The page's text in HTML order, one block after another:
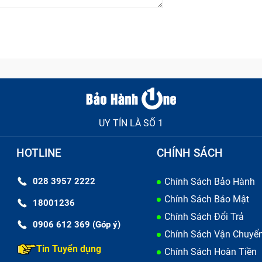
UY TÍN LÀ SỐ 1
HOTLINE
028 3957 2222
18001236
0906 612 369 (Góp ý)
Tin Tuyển dụng
CHÍNH SÁCH
Chính Sách Bảo Hành
Chính Sách Bảo Mật
Chính Sách Đổi Trả
Chính Sách Vận
Chính Sách Hoàn Tiền